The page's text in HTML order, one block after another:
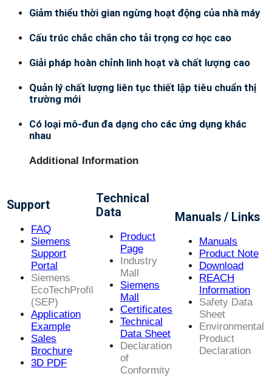
Giảm thiểu thời gian ngừng hoạt động của nhà máy
Cấu trúc chắc chắn cho tải trọng cơ học cao
Giải pháp hoàn chỉnh linh hoạt và chất lượng cao
Quản lý chất lượng liên tục thiết lập tiêu chuẩn thị
trường mới
Có loại mô-đun đa dạng cho các ứng dụng khác
nhau
Additional Information
Support
FAQ
Siemens
Support
Portal
Siemens
EcoTechProfil
(SEP)
Application
Example
Sales
Brochure
3D PDF
Technical
Data
Product
Page
Industry
Mall
Siemens
Mall
Certificates
Technical
Data Sheet
Declaration
of
Conformity
Manuals / Links
Manuals
Product Note
Download
REACH
Information
Safety Data
Sheet
Environmental
Product
Declaration